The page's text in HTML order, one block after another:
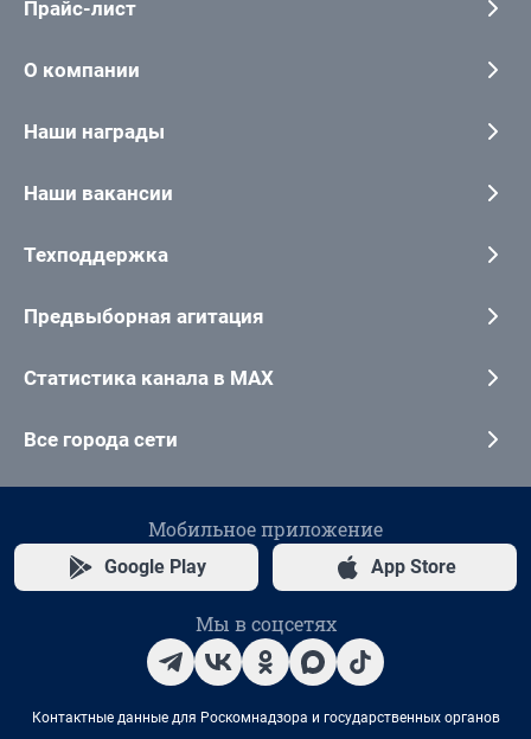
Прайс-лист
О компании
Наши награды
Наши вакансии
Техподдержка
Предвыборная агитация
Статистика канала в MAX
Все города сети
Мобильное приложение
Google Play App Store
Мы в соцсетях
Контактные данные для Роскомнадзора и государственных органов